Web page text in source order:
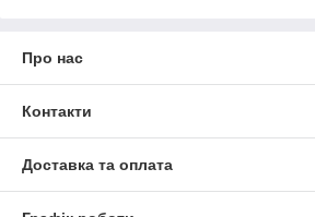
Про нас
Контакти
Доставка та оплата